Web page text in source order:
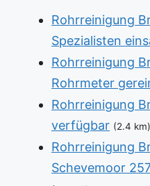
Rohrreinigung
Spezialisten
Rohrreinigung
Rohrmeter
Rohrreinigung
verfügbar (2.4 km)
Rohrreinigung
Schevemoor